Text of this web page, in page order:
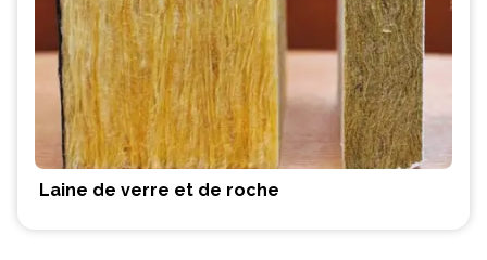
Laine de verre et de roche